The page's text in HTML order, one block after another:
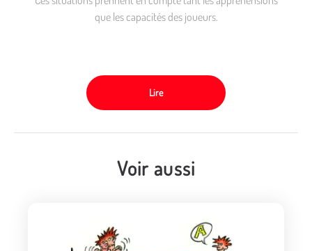
que les capacités des joueurs.
Lire
Voir aussi